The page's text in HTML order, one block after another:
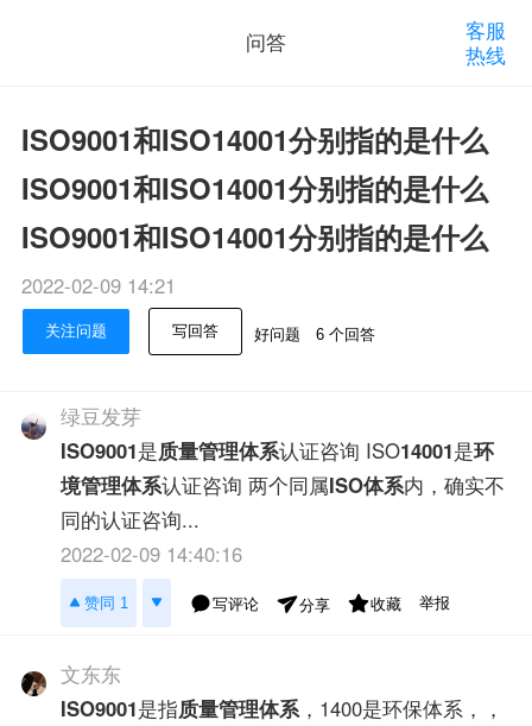
问答
客服
热线
ISO9001和ISO14001分别指的是什么
ISO9001和ISO14001分别指的是什么
ISO9001和ISO14001分别指的是什么
2022-02-09 14:21
关注问题 写回答 好问题 6 个回答
绿豆发芽
ISO9001是质量管理体系认证咨询 ISO14001是环
境管理体系认证咨询 两个同属ISO体系内，确实不
同的认证咨询...
2022-02-09 14:40:16
赞同 1 写评论 分享 收藏 举报
文东东
ISO9001是指质量管理体系，1400是环保体系，，